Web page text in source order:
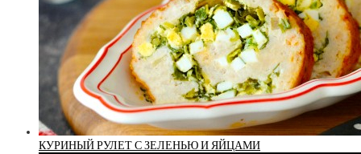
КУРИНЫЙ РУЛЕТ С ЗЕЛЕНЬЮ И ЯЙЦАМИ